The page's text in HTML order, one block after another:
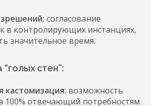
согласование
в контролирующих инстанциях,
значительное время.
стен”:
кастомизация: возможность
100% отвечающий потребностям